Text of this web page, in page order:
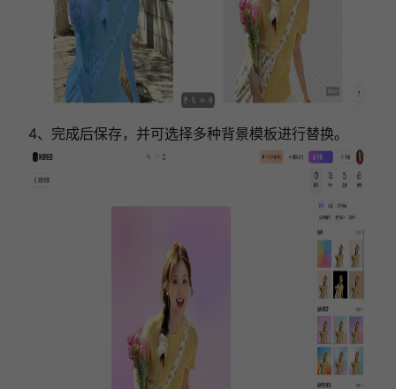
4、完成后保存，并可选择多种背景模板进行替换。